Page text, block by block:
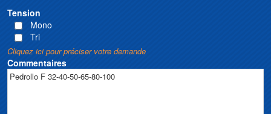
Tension
Mono
Tri
Cliquez ici pour préciser votre demande
Commentaires